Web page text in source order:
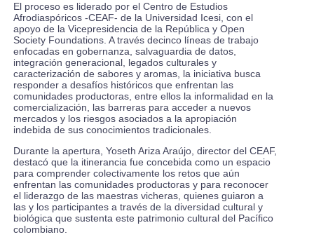
El proceso es liderado por el Centro de Estudios
Afrodiaspóricos -CEAF- de la Universidad Icesi, con el
apoyo de la Vicepresidencia de la República y Open
Society Foundations. A través decinco líneas de trabajo
enfocadas en gobernanza, salvaguardia de datos,
integración generacional, legados culturales y
caracterización de sabores y aromas, la iniciativa busca
responder a desafíos históricos que enfrentan las
comunidades productoras, entre ellos la informalidad en la
comercialización, las barreras para acceder a nuevos
mercados y los riesgos asociados a la apropiación
indebida de sus conocimientos tradicionales.
Durante la apertura, Yoseth Ariza Araújo, director del CEAF,
destacó que la itinerancia fue concebida como un espacio
para comprender colectivamente los retos que aún
enfrentan las comunidades productoras y para reconocer
el liderazgo de las maestras vicheras, quienes guiaron a
las y los participantes a través de la diversidad cultural y
biológica que sustenta este patrimonio cultural del Pacífico
colombiano.